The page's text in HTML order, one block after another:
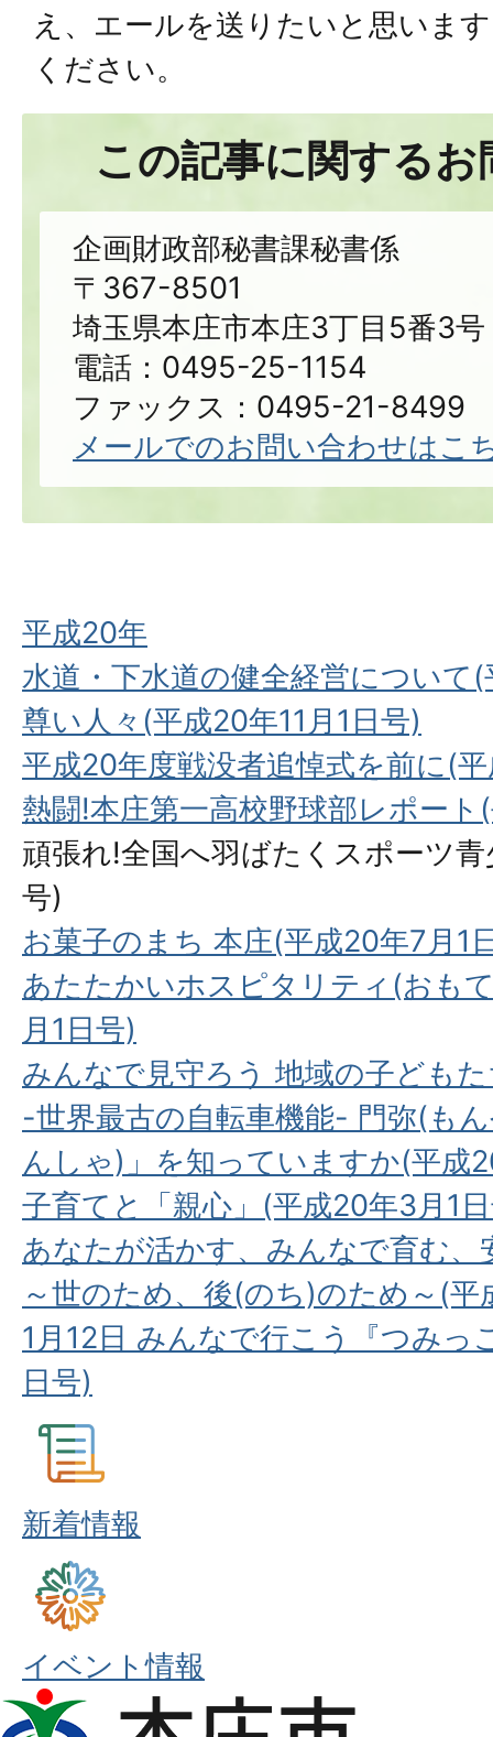
え、エールを送りたいと思いま
ください。
この記事に関する
企画財政部秘書課秘書係
〒367-8501
埼玉県本庄市本庄3丁目5番3号
電話：0495-25-1154
ファックス：0495-21-8499
メールでのお問い合わせはこ
平成20年
水道・下水道の健全経営について
尊い人々(平成20年11月1日号)
平成20年度戦没者追悼式を前に(
熱闘!本庄第一高校野球部レポー
頑張れ!全国へ羽ばたくスポーツ
号)
お菓子のまち 本庄(平成20年7月1
あたたかいホスピタリティ(おも
月1日号)
みんなで見守ろう 地域の子ども
-世界最古の自転車機能- 門弥(も
んしゃ)」を知っていますか(平成
子育てと「親心」(平成20年3月1
あなたが活かす、みんなで育む、
～世のため、後(のち)のため～(平
1月12日 みんなで行こう『つみっ
日号)
新着情報
イベント情報
本